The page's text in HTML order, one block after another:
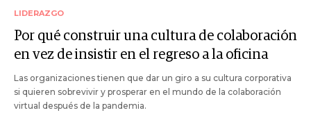
LIDERAZGO
Por qué construir una cultura de colaboración
en vez de insistir en el regreso a la oficina
Las organizaciones tienen que dar un giro a su cultura corporativa
si quieren sobrevivir y prosperar en el mundo de la colaboración
virtual después de la pandemia.